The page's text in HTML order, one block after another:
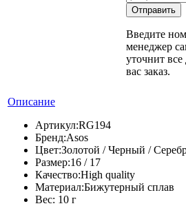
Введите
менеджер
уточнит
вас заказ.
Описание
Артикул:RG194
Бренд:Asos
Цвет:Золотой / Черный /
Размер:16 / 17
Качество:High quality
Материал:Бижутерный сплав
Вес: 10 г